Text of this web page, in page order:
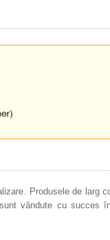
Produsele de larg
vândute cu succes